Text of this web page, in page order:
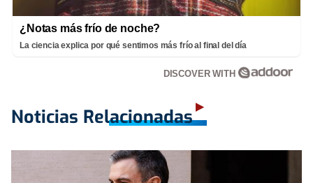
¿Notas más frío de noche?
La ciencia explica por qué sentimos más frío al final del día
DISCOVER WITH
Noticias Relacionadas